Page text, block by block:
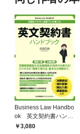
Business Law Handbo
ok 英文契約書ハンド
ブック
3,080